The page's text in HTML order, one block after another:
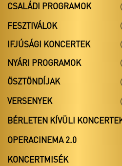
CSALÁDI PROGRAMOK
FESZTIVÁLOK
IFJÚSÁGI KONCERTEK
NYÁRI PROGRAMOK
ÖSZTÖNDÍJAK
VERSENYEK
BÉRLETEN KÍVÜLI
OPERACINEMA 2.0
KONCERTMISÉK